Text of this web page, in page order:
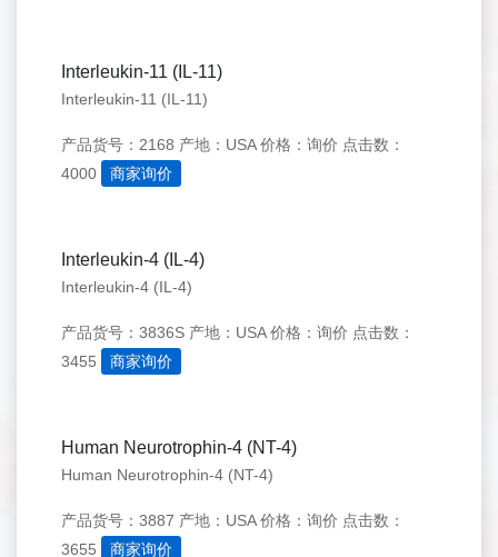
Interleukin-11 (IL-11)
Interleukin-11 (IL-11)
产品货号：2168 产地：USA 价格：询价 点击数：
4000
商家询价
Interleukin-4 (IL-4)
Interleukin-4 (IL-4)
产品货号：3836S 产地：USA 价格：询价 点击数：
3455
商家询价
Human Neurotrophin-4 (NT-4)
Human Neurotrophin-4 (NT-4)
产品货号：3887 产地：USA 价格：询价 点击数：
3655
商家询价